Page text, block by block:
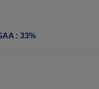
: 33%